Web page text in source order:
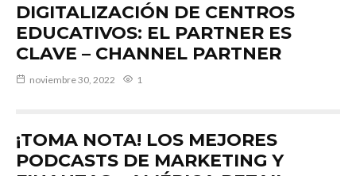
DIGITALIZACIÓN DE CENTROS
EDUCATIVOS: EL PARTNER ES
CLAVE – CHANNEL PARTNER
noviembre 30, 2022 1
¡TOMA NOTA! LOS MEJORES
PODCASTS DE MARKETING Y